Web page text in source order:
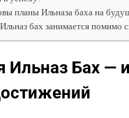
планы Ильназа баха на
бах занимается помимо
Ильназ Бах —